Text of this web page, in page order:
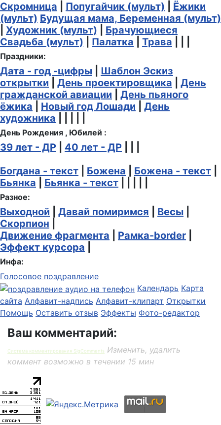
Скромница Попугайчик (мульт)
Ёжики
(мульт) Будущая мама, Беременная (мульт)
Художник (мульт)
Брачующиеся
Свадьба (мульт)
Палатка Трава
Праздники:
Дата - год -цифры
Шаблон Эскиз
открытки
День проектировщика
День
гражданской авиации
День пьяного
ёжика
Новый год Лошади
День
художника
День Рождения , Юбилей :
39 лет - ДР 40 лет - ДР
Богдана - текст
Божена Божена - текст
Бьянка
Бьянка - текст
Разное:
Выходной Давай помиримся Весы
Скорпион
Движение фрагмента
Рамка-border
Эффект курсора
Инфа:
Голосовое поздравление
Календарь Карта
сайта Алфавит-надпись Алфавит-клипарт Открытки
Помощь Оставить отзыв Эффекты Фото-редактор
Ваш комментарий:
Система комментирования SigComments
Изменить, удалить
коммент возможно в течении 15 мин